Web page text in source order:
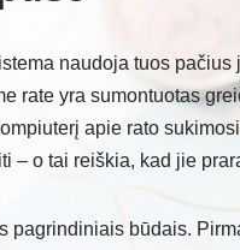
naudoja tuos
rate yra sumontuotas
apie rato
– o tai reiškia, kad jie
pagrindiniais būdais.